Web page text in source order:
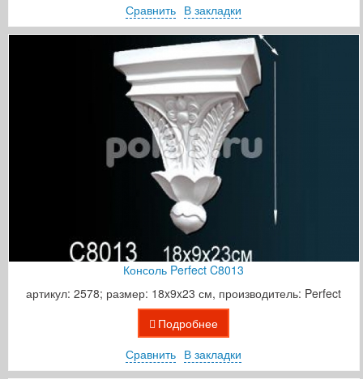
Сравнить В закладки
Консоль Perfect C8013
артикул: 2578; размер: 18x9x23 см, производитель: Perfect
Подробнее
Сравнить В закладки